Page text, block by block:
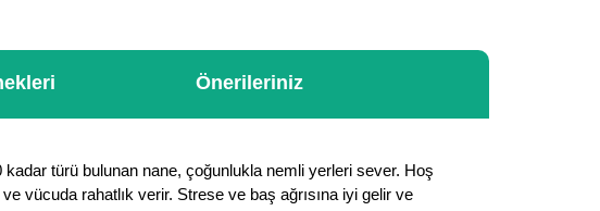
Önerileriniz
türü bulunan nane, çoğunlukla nemli yerleri sever. Hoş
vücuda rahatlık verir. Strese ve baş ağrısına iyi gelir ve